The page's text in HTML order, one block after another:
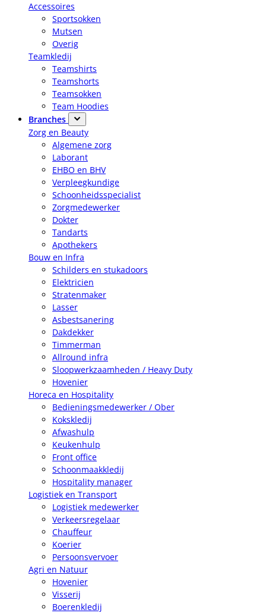
Accessoires
Sportsokken
Mutsen
Overig
Teamkledij
Teamshirts
Teamshorts
Teamsokken
Team Hoodies
Branches
Zorg en Beauty
Algemene zorg
Laborant
EHBO en BHV
Verpleegkundige
Schoonheidsspecialist
Zorgmedewerker
Dokter
Tandarts
Apothekers
Bouw en Infra
Schilders en stukadoors
Elektricien
Stratenmaker
Lasser
Asbestsanering
Dakdekker
Timmerman
Allround infra
Sloopwerkzaamheden / Heavy Duty
Hovenier
Horeca en Hospitality
Bedieningsmedewerker / Ober
Kokskledij
Afwashulp
Keukenhulp
Front office
Schoonmaakkledij
Hospitality manager
Logistiek en Transport
Logistiek medewerker
Verkeersregelaar
Chauffeur
Koerier
Persoonsvervoer
Agri en Natuur
Hovenier
Visserij
Boerenkledij